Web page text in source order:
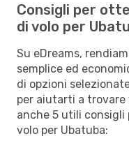
Consigli per
di volo per
Su eDreams,
semplice ed
di opzioni
per aiutarti a trovare
anche 5 utili consigli
volo per Ubatuba: